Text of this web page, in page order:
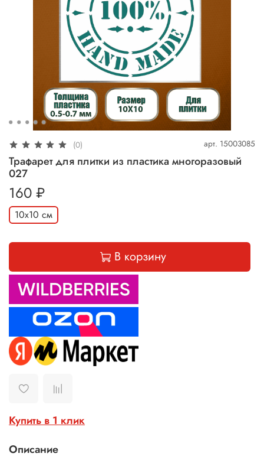
(0) арт. 15003085
Трафарет для плитки из пластика многоразовый
027
160 ₽
10х10 см
В корзину
Купить в 1 клик
Описание